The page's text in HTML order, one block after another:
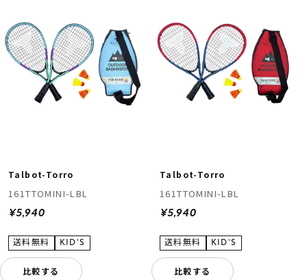
Talbot-Torro
161TTOMINI-LBL
¥5,940
比較する
Talbot-Torro
161TTOMINI-LBL
¥5,940
比較する